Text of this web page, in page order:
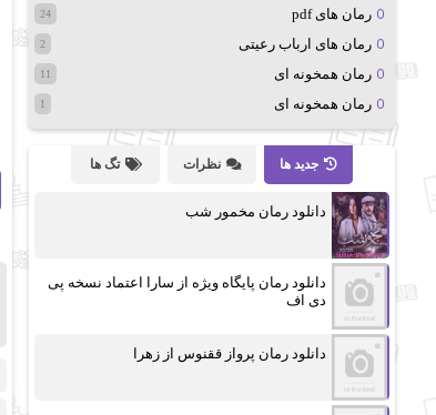
رمان های pdf 24
رمان های ارباب رعیتی 2
رمان همخونه ای 11
رمان همخونه ای 1
جدید ها نظرات تگ ها
دانلود رمان مخمور شب
دانلود رمان پایگاه ویژه از سارا اعتماد نسخه پی
دی اف
دانلود رمان پرواز ققنوس از زهرا